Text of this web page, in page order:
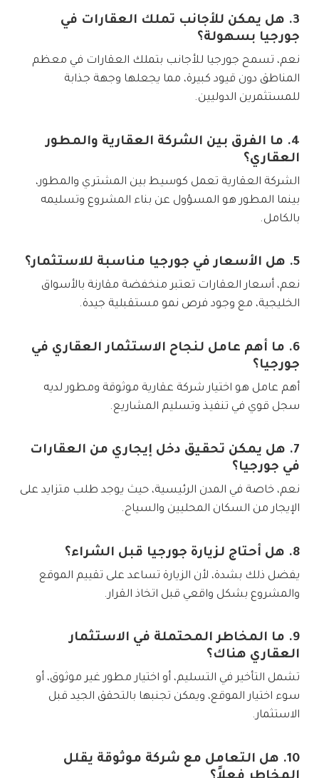
3. هل يمكن للأجانب تملك العقارات في
جورجيا بسهولة؟
نعم، تسمح جورجيا للأجانب بتملك العقارات في معظم
المناطق دون قيود كبيرة، مما يجعلها وجهة جذابة
للمستثمرين الدوليين.
4. ما الفرق بين الشركة العقارية والمطور
العقاري؟
الشركة العقارية تعمل كوسيط بين المشتري والمطور،
بينما المطور هو المسؤول عن بناء المشروع وتسليمه
بالكامل.
5. هل الأسعار في جورجيا مناسبة للاستثمار؟
نعم، أسعار العقارات تعتبر منخفضة مقارنة بالأسواق
الخليجية، مع وجود فرص نمو مستقبلية جيدة.
6. ما أهم عامل لنجاح الاستثمار العقاري في
جورجيا؟
أهم عامل هو اختيار شركة عقارية موثوقة ومطور لديه
سجل قوي في تنفيذ وتسليم المشاريع.
7. هل يمكن تحقيق دخل إيجاري من العقارات
في جورجيا؟
نعم، خاصة في المدن الرئيسية، حيث يوجد طلب متزايد على
الإيجار من السكان المحليين والسياح.
8. هل أحتاج لزيارة جورجيا قبل الشراء؟
يفضل ذلك بشدة، لأن الزيارة تساعد على تقييم الموقع
والمشروع بشكل واقعي قبل اتخاذ القرار.
9. ما المخاطر المحتملة في الاستثمار
العقاري هناك؟
تشمل التأخير في التسليم، أو اختيار مطور غير موثوق، أو
سوء اختيار الموقع، ويمكن تجنبها بالتحقق الجيد قبل
الاستثمار.
10. هل التعامل مع شركة موثوقة يقلل